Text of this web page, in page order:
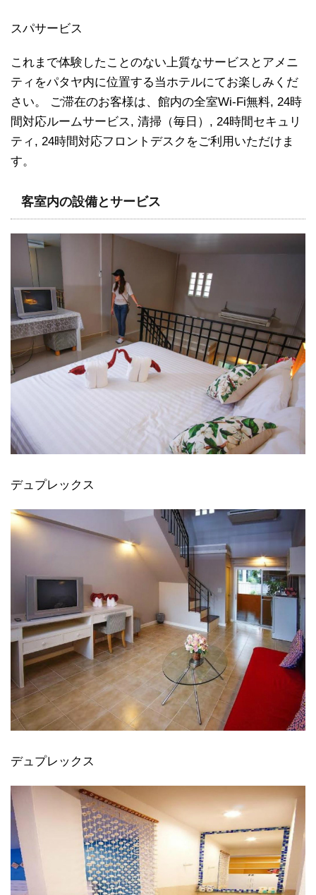
スパサービス
これまで体験したことのない上質なサービスとアメニ
ティをパタヤ内に位置する当ホテルにてお楽しみくだ
さい。 ご滞在のお客様は、館内の全室Wi-Fi無料, 24時
間対応ルームサービス, 清掃（毎日）, 24時間セキュリ
ティ, 24時間対応フロントデスクをご利用いただけま
す。
客室内の設備とサービス
デュプレックス
デュプレックス